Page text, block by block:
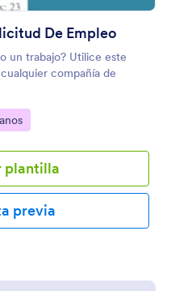
De Empleo
un trabajo? Utilice este
compañía de
plantilla
previa